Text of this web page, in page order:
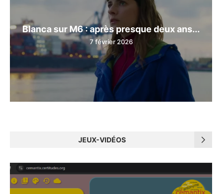
Blanca sur M6 : après presque deux ans...
7 février 2026
JEUX-VIDÉOS